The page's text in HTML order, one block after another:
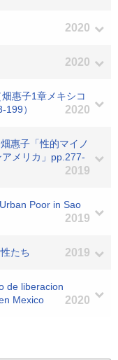
2020
2020
惠子1章メキシコ
）
2020
惠子「性的マイノ
メリカ」pp.277-
2019
Poor in Sao
2019
たち 2019
de liberacion
Mexico
2020